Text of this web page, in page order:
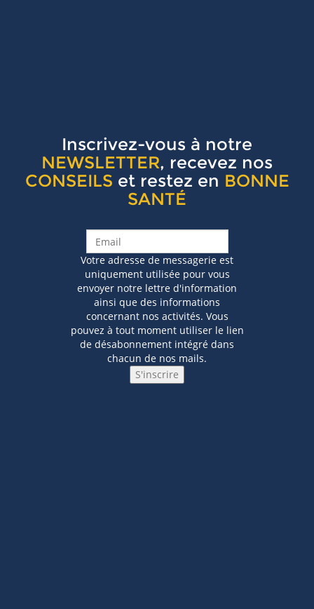
Inscrivez-vous à notre
NEWSLETTER, recevez nos
CONSEILS et restez en BONNE
SANTÉ
Votre adresse de messagerie est
uniquement utilisée pour vous
envoyer notre lettre d'information
ainsi que des informations
concernant nos activités. Vous
pouvez à tout moment utiliser le lien
de désabonnement intégré dans
chacun de nos mails.